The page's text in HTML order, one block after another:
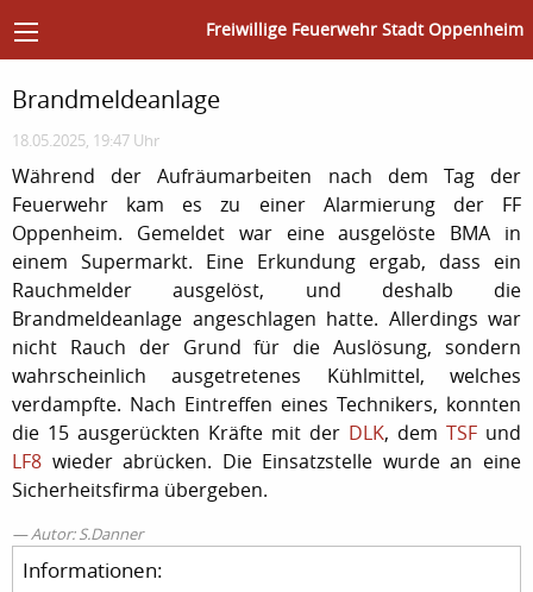
Freiwillige Feuerwehr Stadt Oppenheim
Brandmeldeanlage
18.05.2025, 19:47 Uhr
Während der Aufräumarbeiten nach dem Tag der
Feuerwehr kam es zu einer Alarmierung der FF
Oppenheim. Gemeldet war eine ausgelöste BMA in
einem Supermarkt. Eine Erkundung ergab, dass ein
Rauchmelder ausgelöst, und deshalb die
Brandmeldeanlage angeschlagen hatte. Allerdings war
nicht Rauch der Grund für die Auslösung, sondern
wahrscheinlich ausgetretenes Kühlmittel, welches
verdampfte. Nach Eintreffen eines Technikers, konnten
die 15 ausgerückten Kräfte mit der DLK, dem TSF und
LF8 wieder abrücken. Die Einsatzstelle wurde an eine
Sicherheitsfirma übergeben.
Autor: S.Danner
Informationen: